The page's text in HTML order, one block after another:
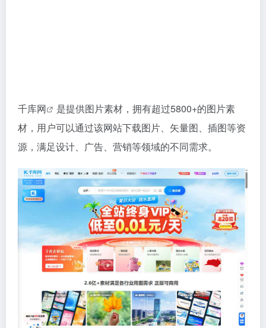
千库网
是提供图片素材，拥有超过5800+的图片素
材，用户可以通过该网站下载图片、矢量图、插图等资
源，满足设计、广告、营销等领域的不同需求。